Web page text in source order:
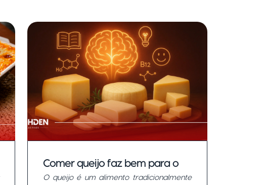
Comer queijo faz bem para o
cérebro e pode prevenir
O queijo é um alimento tradicionalmente